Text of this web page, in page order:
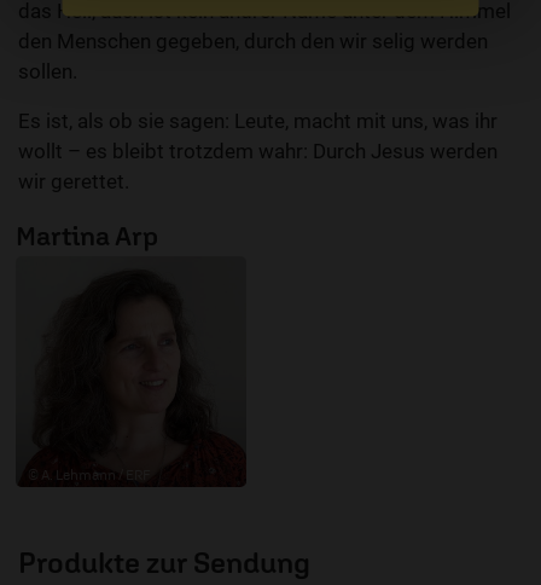
das Heil, auch ist kein andrer Name unter dem Himmel
den Menschen gegeben, durch den wir selig werden
sollen.
Es ist, als ob sie sagen: Leute, macht mit uns, was ihr
wollt – es bleibt trotzdem wahr: Durch Jesus werden
wir gerettet.
Martina Arp
© A. Lehmann / ERF
Produkte zur Sendung